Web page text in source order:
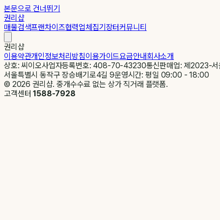
본문으로 건너뛰기
권리샵
매물검색프랜차이즈협력업체집기장터커뮤니티
권리샵
이용약관개인정보처리방침이용가이드요금안내회사소개
상호: 씨이오사업자등록번호: 408-70-43230통신판매업: 제2023-
서울특별시 동작구 장승배기로4길 9운영시간: 평일 09:00 - 18:00
© 2026 권리샵. 중개수수료 없는 상가 직거래 플랫폼.
고객센터1588-7928